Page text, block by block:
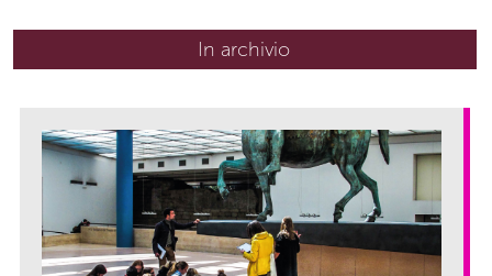
In archivio